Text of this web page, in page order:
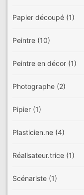
Papier découpé (1)
Peintre (10)
Peintre en décor (1)
Photographe (2)
Pipier (1)
Plasticien.ne (4)
Réalisateur.trice (1)
Scénariste (1)